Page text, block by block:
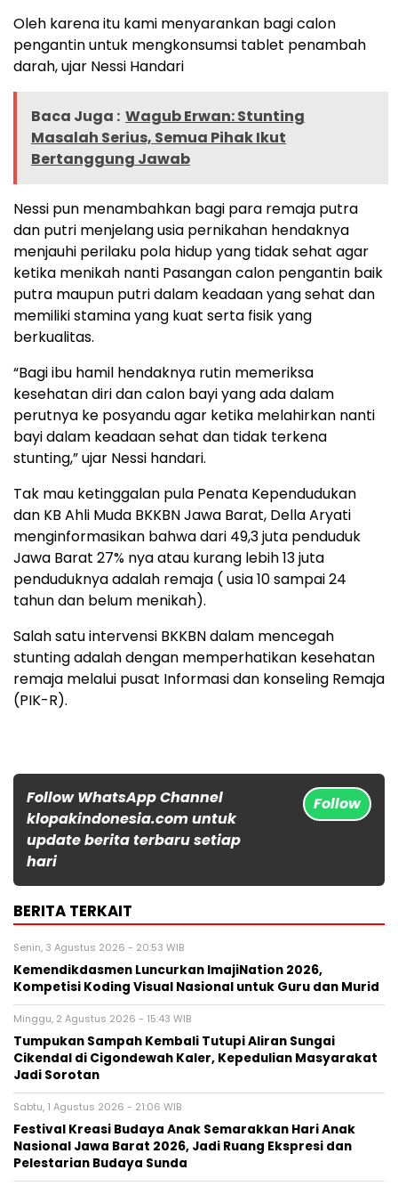
Oleh karena itu kami menyarankan bagi calon
pengantin untuk mengkonsumsi tablet penambah
darah, ujar Nessi Handari
Baca Juga : Wagub Erwan: Stunting
Masalah Serius, Semua Pihak Ikut
Bertanggung Jawab
Nessi pun menambahkan bagi para remaja putra
dan putri menjelang usia pernikahan hendaknya
menjauhi perilaku pola hidup yang tidak sehat agar
ketika menikah nanti Pasangan calon pengantin baik
putra maupun putri dalam keadaan yang sehat dan
memiliki stamina yang kuat serta fisik yang
berkualitas.
“Bagi ibu hamil hendaknya rutin memeriksa
kesehatan diri dan calon bayi yang ada dalam
perutnya ke posyandu agar ketika melahirkan nanti
bayi dalam keadaan sehat dan tidak terkena
stunting,” ujar Nessi handari.
Tak mau ketinggalan pula Penata Kependudukan
dan KB Ahli Muda BKKBN Jawa Barat, Della Aryati
menginformasikan bahwa dari 49,3 juta penduduk
Jawa Barat 27% nya atau kurang lebih 13 juta
penduduknya adalah remaja ( usia 10 sampai 24
tahun dan belum menikah).
Salah satu intervensi BKKBN dalam mencegah
stunting adalah dengan memperhatikan kesehatan
remaja melalui pusat Informasi dan konseling Remaja
(PIK-R).
Follow WhatsApp Channel
klopakindonesia.com untuk
update berita terbaru setiap
hari
Follow
BERITA TERKAIT
Senin, 3 Agustus 2026 - 20:53 WIB
Kemendikdasmen Luncurkan ImajiNation 2026,
Kompetisi Koding Visual Nasional untuk Guru dan Murid
Minggu, 2 Agustus 2026 - 15:43 WIB
Tumpukan Sampah Kembali Tutupi Aliran Sungai
Cikendal di Cigondewah Kaler, Kepedulian Masyarakat
Jadi Sorotan
Sabtu, 1 Agustus 2026 - 21:06 WIB
Festival Kreasi Budaya Anak Semarakkan Hari Anak
Nasional Jawa Barat 2026, Jadi Ruang Ekspresi dan
Pelestarian Budaya Sunda